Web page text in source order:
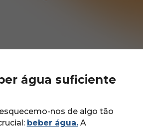
água suficiente
nos de algo tão
beber água.A